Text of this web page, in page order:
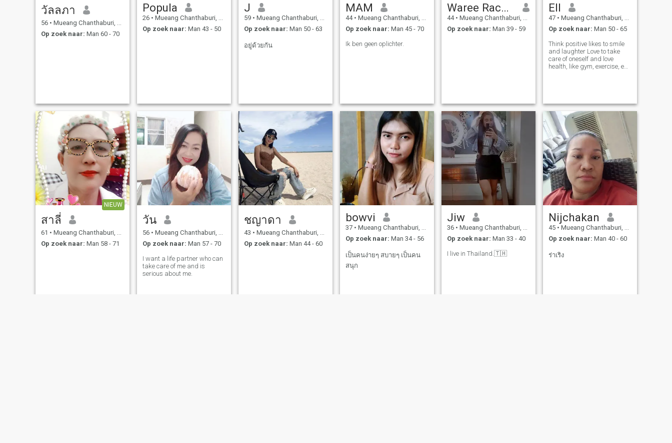
วัลลภา
56 • Mueang Chanthaburi, Chanthaburi, Thailand
Op zoek naar: Man 60 - 70
Popula
26 • Mueang Chanthaburi, Chanthaburi, Thailand
Op zoek naar: Man 43 - 50
J
59 • Mueang Chanthaburi, Chanthaburi, Thailand
Op zoek naar: Man 50 - 63
อยู่ด้วยกัน
MAM
44 • Mueang Chanthaburi, Chanthaburi, Thailand
Op zoek naar: Man 45 - 70
Ik ben geen oplichter.
Waree Rachanak
44 • Mueang Chanthaburi, Chanthaburi, Thailand
Op zoek naar: Man 39 - 59
Ell
47 • Mueang Chanthaburi, Chanthaburi, Thailand
Op zoek naar: Man 50 - 65
Think positive likes to smile
and laughter Love to take
care of oneself and love
health, like gym, exercise, eat
NIEUW
สาลี่
61 • Mueang Chanthaburi, Chanthaburi, Thailand
Op zoek naar: Man 58 - 71
วัน
56 • Mueang Chanthaburi, Chanthaburi, Thailand
Op zoek naar: Man 57 - 70
I want a life partner who can
take care of me and is
serious about me.
ชญาดา
43 • Mueang Chanthaburi, Chanthaburi, Thailand
Op zoek naar: Man 44 - 60
bowvi
37 • Mueang Chanthaburi, Chanthaburi, Thailand
Op zoek naar: Man 34 - 56
เป็นคนง่ายๆ สบายๆ เป็นคน
สนุก
Jiw
36 • Mueang Chanthaburi, Chanthaburi, Thailand
Op zoek naar: Man 33 - 40
I live in Thailand.🇹🇭
Nijchakan
45 • Mueang Chanthaburi, Chanthaburi, Thailand
Op zoek naar: Man 40 - 60
ร่าเริง